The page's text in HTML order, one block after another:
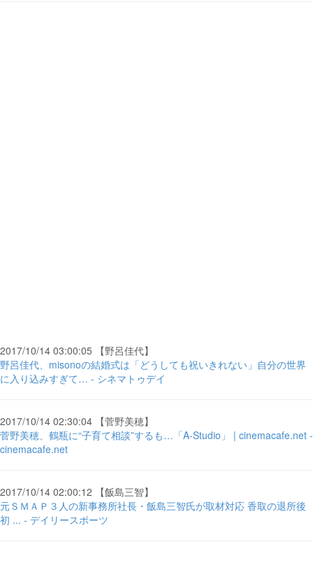
2017/10/14 03:00:05 【野呂佳代】
野呂佳代、misonoの結婚式は「どうしても祝いきれない」自分の世界
に入り込みすぎて… - シネマトゥデイ
2017/10/14 02:30:04 【菅野美穂】
菅野美穂、鶴瓶に“子育て相談”するも…「A-Studio」 | cinemacafe.net -
cinemacafe.net
2017/10/14 02:00:12 【飯島三智】
元ＳＭＡＰ３人の新事務所社長・飯島三智氏が取材対応 香取の退所後
初 ... - デイリースポーツ